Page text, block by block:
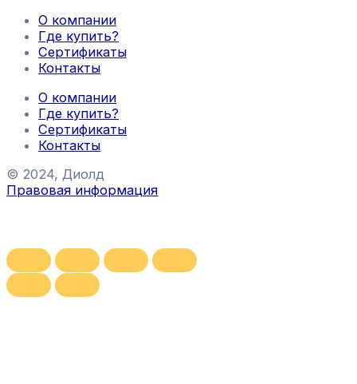
О компании
Где купить?
Сертификаты
Контакты
О компании
Где купить?
Сертификаты
Контакты
© 2024, Диолд
Правовая информация